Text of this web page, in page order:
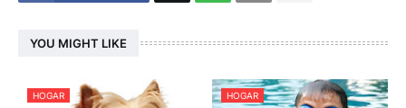
YOU MIGHT LIKE
HOGAR HOGAR